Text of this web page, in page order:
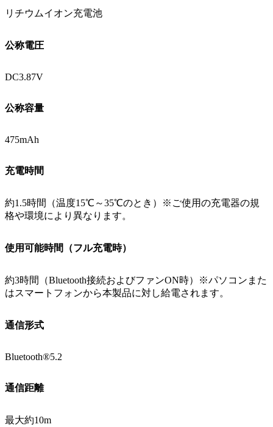
リチウムイオン充電池
公称電圧
DC3.87V
公称容量
475mAh
充電時間
約1.5時間（温度15℃～35℃のとき）※ご使用の充電器の規
格や環境により異なります。
使用可能時間（フル充電時）
約3時間（Bluetooth接続およびファンON時）※パソコンまた
はスマートフォンから本製品に対し給電されます。
通信形式
Bluetooth®5.2
通信距離
最大約10m